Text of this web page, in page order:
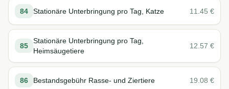
84 Stationäre Unterbringung pro Tag, Katze 11.45 €
85
Stationäre Unterbringung pro Tag,
Heimsäugetiere
12.57 €
86 Bestandsgebühr Rasse- und Ziertiere 19.08 €